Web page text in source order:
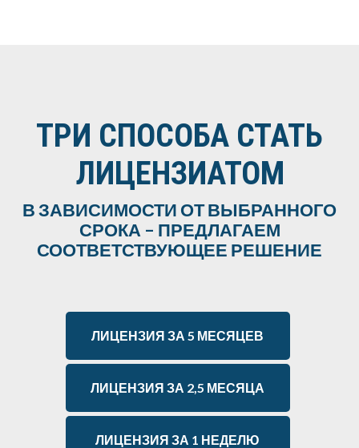
ТРИ СПОСОБА СТАТЬ
ЛИЦЕНЗИАТОМ
В ЗАВИСИМОСТИ ОТ ВЫБРАННОГО
СРОКА – ПРЕДЛАГАЕМ
СООТВЕТСТВУЮЩЕЕ РЕШЕНИЕ
ЛИЦЕНЗИЯ ЗА 5 МЕСЯЦЕВ
ЛИЦЕНЗИЯ ЗА 2,5 МЕСЯЦА
ЛИЦЕНЗИЯ ЗА 1 НЕДЕЛЮ